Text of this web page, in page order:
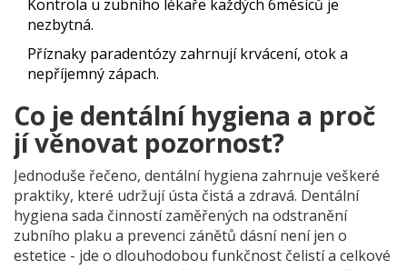
Kontrola u zubního lékaře každých 6měsíců je
nezbytná.
Příznaky paradentózy zahrnují krvácení, otok a
nepříjemný zápach.
Co je dentální hygiena a proč
jí věnovat pozornost?
Jednoduše řečeno, dentální hygiena zahrnuje veškeré
praktiky, které udržují ústa čistá a zdravá. Dentální
hygiena sada činností zaměřených na odstranění
zubního plaku a prevenci zánětů dásnínení jen o
estetice - jde o dlouhodobou funkčnost čelistí a celkové